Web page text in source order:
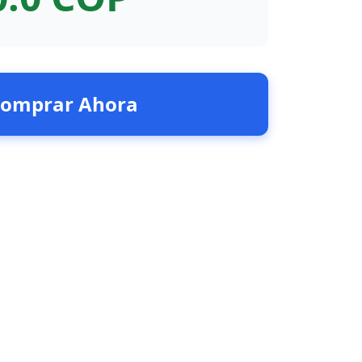
Ahora